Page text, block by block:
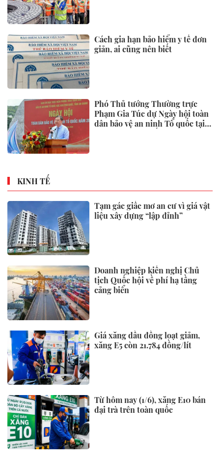
Cách gia hạn bảo hiểm y tế đơn
giản, ai cũng nên biết
Phó Thủ tướng Thường trực
Phạm Gia Túc dự Ngày hội toàn
dân bảo vệ an ninh Tổ quốc tại
KINH TẾ
Tạm gác giấc mơ an cư vì giá vật
liệu xây dựng “lập đỉnh”
Doanh nghiệp kiến nghị Chủ
tịch Quốc hội về phí hạ tầng
cảng biển
Giá xăng dầu đồng loạt giảm,
xăng E5 còn 21.784 đồng/lít
Từ hôm nay (1/6), xăng E10 bán
đại trà trên toàn quốc